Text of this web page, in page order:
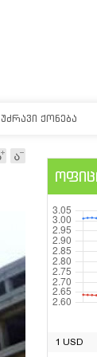
ᲣᲫᲠᲐᲕᲘ ᲥᲝᲜᲔᲑᲐ
1 USD